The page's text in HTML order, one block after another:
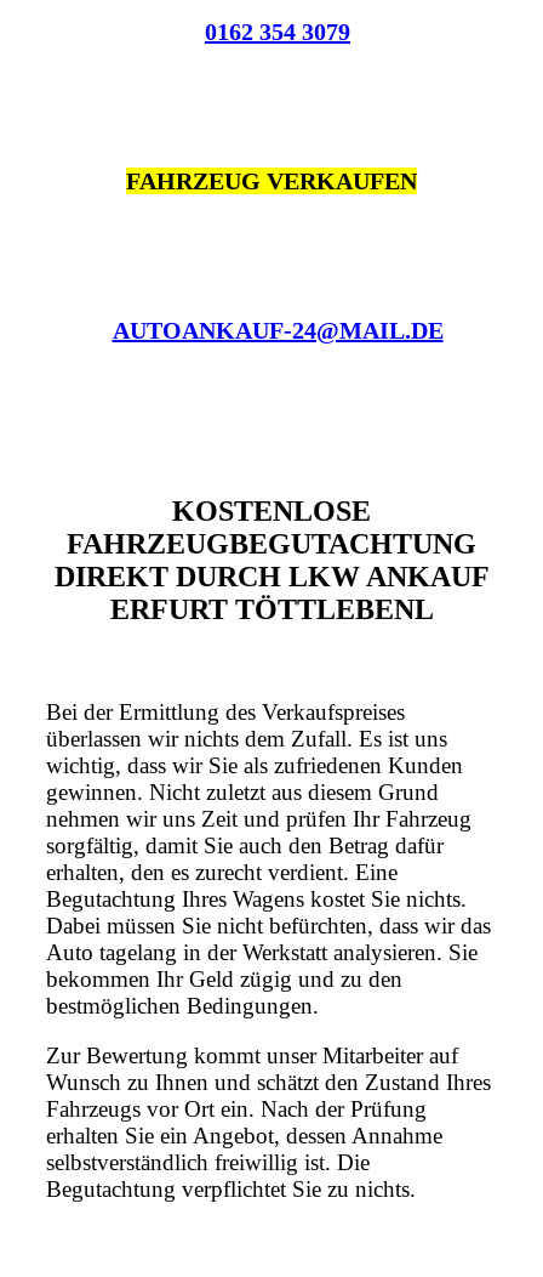
0162 354 3079
FAHRZEUG VERKAUFEN
AUTOANKAUF-24@MAIL.DE
KOSTENLOSE
FAHRZEUGBEGUTACHTUNG
DIREKT DURCH LKW ANKAUF
ERFURT TÖTTLEBENL
Bei der Ermittlung des Verkaufspreises
überlassen wir nichts dem Zufall. Es ist uns
wichtig, dass wir Sie als zufriedenen Kunden
gewinnen. Nicht zuletzt aus diesem Grund
nehmen wir uns Zeit und prüfen Ihr Fahrzeug
sorgfältig, damit Sie auch den Betrag dafür
erhalten, den es zurecht verdient. Eine
Begutachtung Ihres Wagens kostet Sie nichts.
Dabei müssen Sie nicht befürchten, dass wir das
Auto tagelang in der Werkstatt analysieren. Sie
bekommen Ihr Geld zügig und zu den
bestmöglichen Bedingungen.
Zur Bewertung kommt unser Mitarbeiter auf
Wunsch zu Ihnen und schätzt den Zustand Ihres
Fahrzeugs vor Ort ein. Nach der Prüfung
erhalten Sie ein Angebot, dessen Annahme
selbstverständlich freiwillig ist. Die
Begutachtung verpflichtet Sie zu nichts.